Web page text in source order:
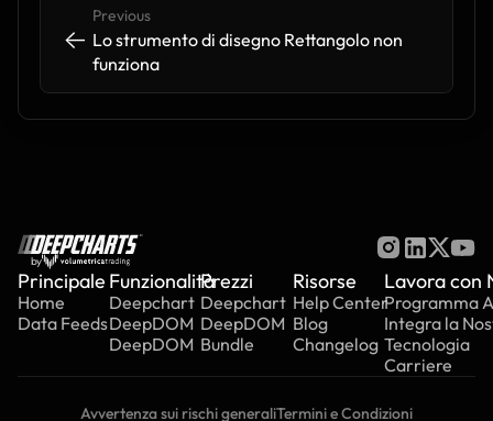
<- <-
Previous
Lo strumento di disegno Rettangolo non
funziona
by
Principale
Home
Data Feeds
Funzionalità
Deepchart
DeepDOM
DeepDOM
Prezzi
Deepchart
DeepDOM
Bundle
Risorse
Help Center
Blog
Changelog
Lavora con
Programma
Integra la
Tecnologia
Carriere
Avvertenza sui rischi generaliTermini e Condizioni